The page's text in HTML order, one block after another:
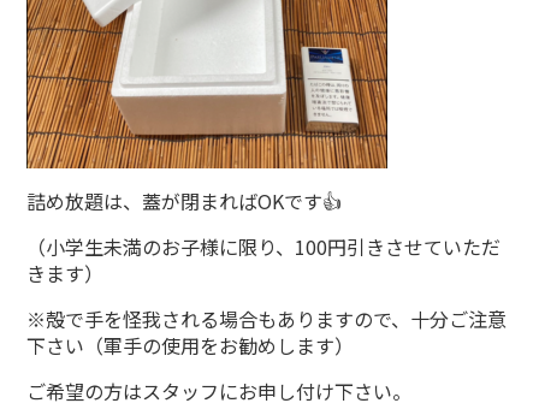
詰め放題は、蓋が閉まればOKです👍
（小学生未満のお子様に限り、100円引きさせていただ
きます）
※殻で手を怪我される場合もありますので、十分ご注意
下さい（軍手の使用をお勧めします）
ご希望の方はスタッフにお申し付け下さい。